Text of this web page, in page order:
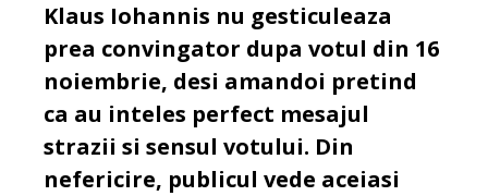
Klaus Iohannis nu gesticuleaza
prea convingator dupa votul din 16
noiembrie, desi amandoi pretind
ca au inteles perfect mesajul
strazii si sensul votului. Din
nefericire, publicul vede aceiasi